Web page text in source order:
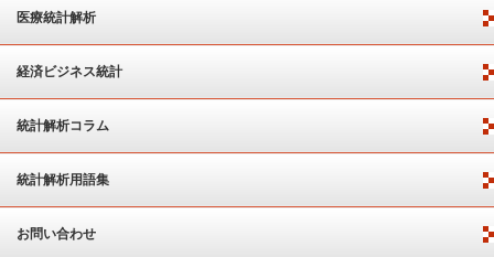
医療統計解析
経済ビジネス統計
統計解析コラム
統計解析用語集
お問い合わせ